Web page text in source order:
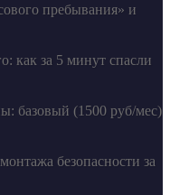
пребывания» и
как за 5 минут спасли
базовый (1500 руб/мес)
безопасности за